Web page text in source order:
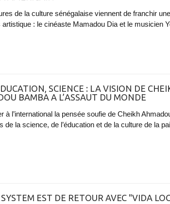
de la culture sénégalaise viennent de franchir
artistique : le cinéaste Mamadou Dia et le musicien
SCIENCE : LA VISION DE
BAMBA A L’ASSAUT DU MONDE
à l’international la pensée soufie de Cheikh
de la science, de l’éducation et de la culture de la
EST DE RETOUR AVEC "VIDA